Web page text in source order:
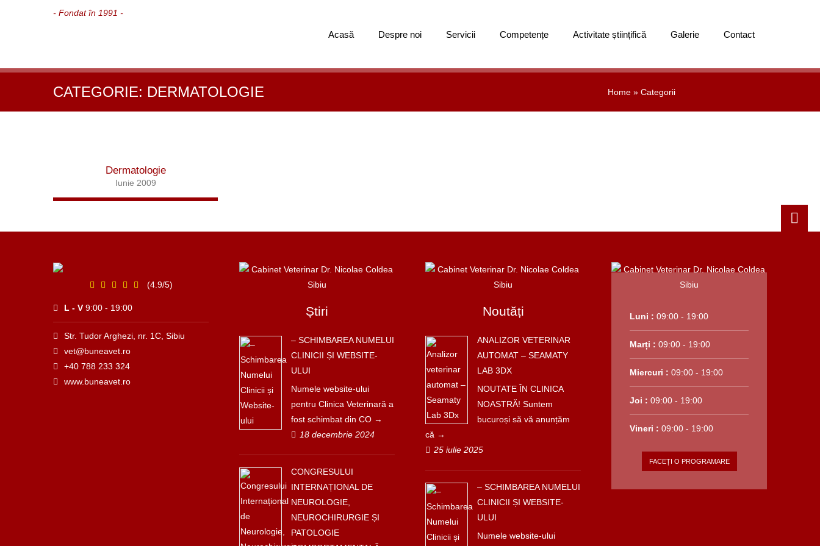
- Fondat în 1991 -
Acasă Despre noi Servicii Competențe Activitate științifică Galerie Contact
CATEGORIE: DERMATOLOGIE Home » Categorii
Dermatologie
Iunie 2009
(4.9/5)
L - V 9:00 - 19:00
Str. Tudor Arghezi, nr. 1C, Sibiu
vet@buneavet.ro
+40 788 233 324
www.buneavet.ro
Știri
– SCHIMBAREA NUMELUI
CLINICII ȘI WEBSITE-
ULUI
Numele website-ului
pentru Clinica Veterinară a
fost schimbat din CO
18 decembrie 2024
CONGRESULUI
INTERNAȚIONAL DE
NEUROLOGIE,
NEUROCHIRURGIE ȘI
PATOLOGIE
Noutăți
ANALIZOR VETERINAR
AUTOMAT – SEAMATY
LAB 3DX
NOUTATE ÎN CLINICA
NOASTRĂ! Suntem
bucuroși să vă anunțăm
că
25 iulie 2025
– SCHIMBAREA NUMELUI
CLINICII ȘI WEBSITE-
ULUI
Numele website-ului
Luni : 09:00 - 19:00
Marți : 09:00 - 19:00
Miercuri : 09:00 - 19:00
Joi : 09:00 - 19:00
Vineri : 09:00 - 19:00
FACEȚI O PROGRAMARE